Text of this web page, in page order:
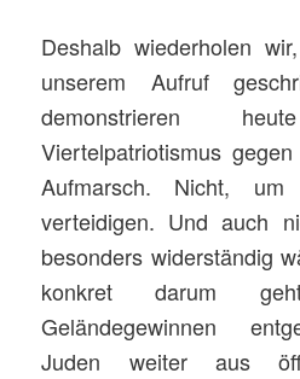
Deshalb wiederholen
unserem Aufruf
demonstrieren
Viertelpatriotismus
Aufmarsch. Nicht,
verteidigen. Und auch
besonders widerständig
konkret darum
Geländegewinnen
Juden weiter aus